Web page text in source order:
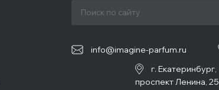
info@imagine-parfum.ru
г. Екатеринбург,
проспект Ленина, 25